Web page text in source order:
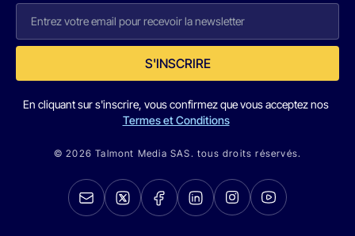
S'INSCRIRE
En cliquant sur s'inscrire, vous confirmez que vous acceptez nos
Termes et Conditions
© 2026 Talmont Media SAS. tous droits réservés.